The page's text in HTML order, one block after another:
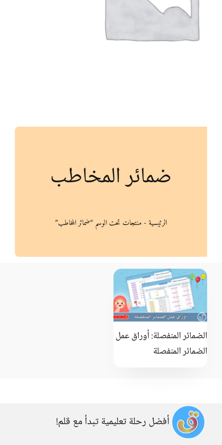
أنواع الموارد
ضمائر المخاطب
الرئيسية- منتجات تحت الوسم “ضمائر المخاطب”
الضمائر المنفصلة: أوراق عمل
الضمائر المنفصلة
أفضل رحلة تعليمية تبدأ مع قلم!